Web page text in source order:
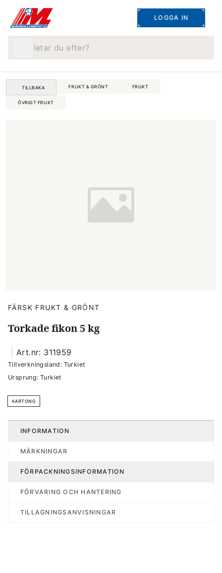
LOGGA IN
TILLBAKA FRUKT & GRÖNT FRUKT
ÖVRIGT FRUKT
FÄRSK FRUKT & GRÖNT
Torkade fikon 5 kg
Art.nr: 311959
Tillverkningsland: Turkiet
Ursprung: Turkiet
KARTONG
INFORMATION
MÄRKNINGAR
FÖRPACKNINGSINFORMATION
FÖRVARING OCH HANTERING
TILLAGNINGSANVISNINGAR